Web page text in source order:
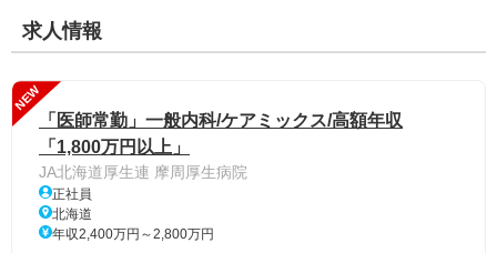
求人情報
NEW
「医師常勤」一般内科/ケアミックス/高額年収
「1,800万円以上」
JA北海道厚生連 摩周厚生病院
正社員
北海道
年収2,400万円～2,800万円